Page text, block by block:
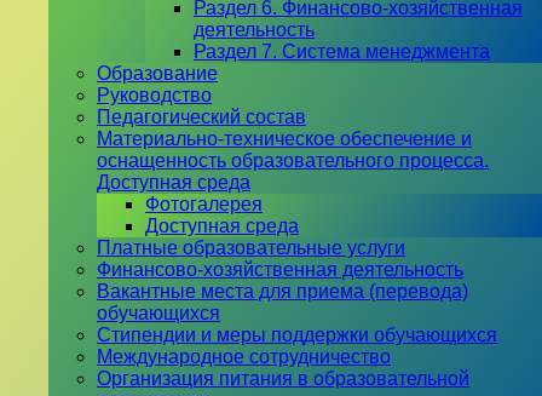
Раздел 6. Финансово-хозяйственная
деятельность
Раздел 7. Система менеджмента
Образование
Руководство
Педагогический состав
Материально-техническое обеспечение и
оснащенность образовательного процесса.
Доступная среда
Фотогалерея
Доступная среда
Платные образовательные услуги
Финансово-хозяйственная деятельность
Вакантные места для приема (перевода)
обучающихся
Стипендии и меры поддержки обучающихся
Международное сотрудничество
Организация питания в образовательной